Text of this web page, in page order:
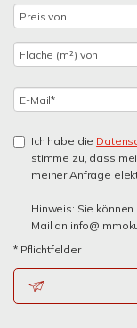
Ich habe die
stimme zu, dass
meiner Anfrage
Hinweis: Sie
Mail an
* Pflichtfelder